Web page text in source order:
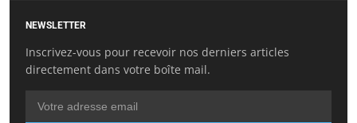
NEWSLETTER
Inscrivez-vous pour recevoir nos derniers articles
directement dans votre boîte mail.